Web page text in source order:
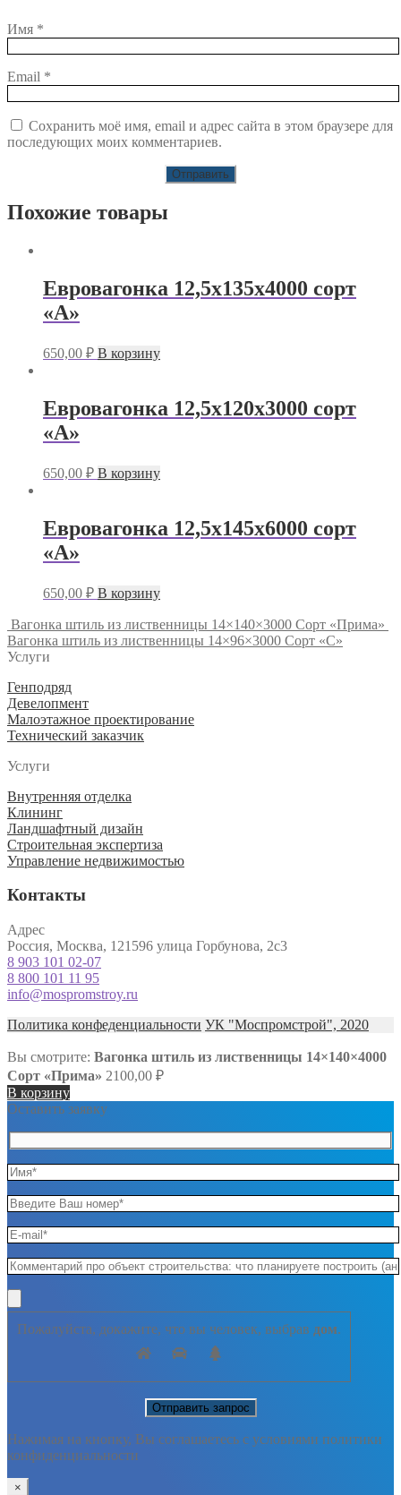
Имя *
Email *
Сохранить моё имя, email и адрес сайта в этом браузере для
последующих моих комментариев.
Похожие товары
Евровагонка 12,5х135х4000 сорт
«А»
650,00 ₽ В корзину
Евровагонка 12,5х120х3000 сорт
«А»
650,00 ₽ В корзину
Евровагонка 12,5х145х6000 сорт
«А»
650,00 ₽ В корзину
Вагонка штиль из лиственницы 14×140×3000 Сорт «Прима»
Вагонка штиль из лиственницы 14×96×3000 Сорт «С»
Услуги
Генподряд
Девелопмент
Малоэтажное проектирование
Технический заказчик
Услуги
Внутренняя отделка
Клининг
Ландшафтный дизайн
Строительная экспертиза
Управление недвижимостью
Контакты
Адрес
Россия, Москва, 121596 улица Горбунова, 2с3
8 903 101 02-07
8 800 101 11 95
info@mospromstroy.ru
Политика конфеденциальности УК "Моспромстрой", 2020
Вы смотрите: Вагонка штиль из лиственницы 14×140×4000
Сорт «Прима» 2100,00 ₽
В корзину
Оставить заявку
Пожалуйста, докажите, что вы человек, выбрав дом.
Нажимая на кнопку, Вы соглашаетесь с условиями политики
конфиденциальности
×